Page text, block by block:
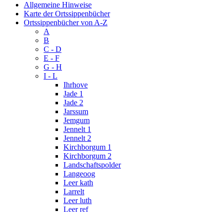
Allgemeine Hinweise
Karte der Ortssippenbücher
Ortssippenbücher von A-Z
A
B
C - D
E - F
G - H
I - L
Ihrhove
Jade 1
Jade 2
Jarssum
Jemgum
Jennelt 1
Jennelt 2
Kirchborgum 1
Kirchborgum 2
Landschaftspolder
Langeoog
Leer kath
Larrelt
Leer luth
Leer ref